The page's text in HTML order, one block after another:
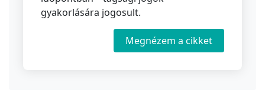
gyakorlására jogosult.
Megnézem a cikket